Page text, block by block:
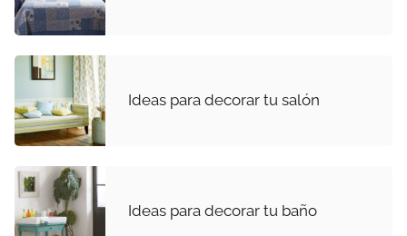
Ideas para decorar tu salón
Ideas para decorar tu baño